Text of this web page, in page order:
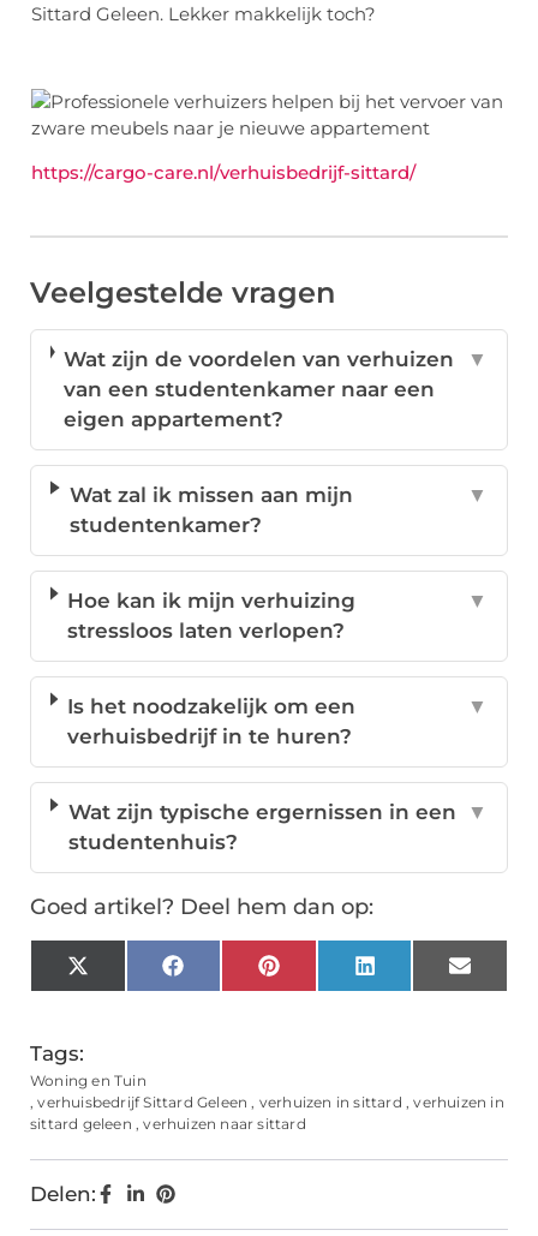
Sittard Geleen. Lekker makkelijk toch?
https://cargo-care.nl/verhuisbedrijf-sittard/
Veelgestelde vragen
Wat zijn de voordelen van verhuizen
van een studentenkamer naar een
eigen appartement?
▼
Wat zal ik missen aan mijn
studentenkamer?
▼
Hoe kan ik mijn verhuizing
stressloos laten verlopen?
▼
Is het noodzakelijk om een
verhuisbedrijf in te huren?
▼
Wat zijn typische ergernissen in een
studentenhuis?
▼
Goed artikel? Deel hem dan op:
X
(Twitter)
FacebookPinterestLinkedInEmail
Tags:
Woning en Tuin
,verhuisbedrijf Sittard Geleen , verhuizen in sittard ,verhuizen in
sittard geleen ,verhuizen naar sittard
Delen: